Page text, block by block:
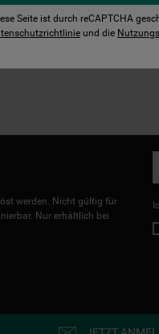
werden. Nicht gültig für
Nur erhältlich bei
Seite ist durch reCAPTCHA
und die